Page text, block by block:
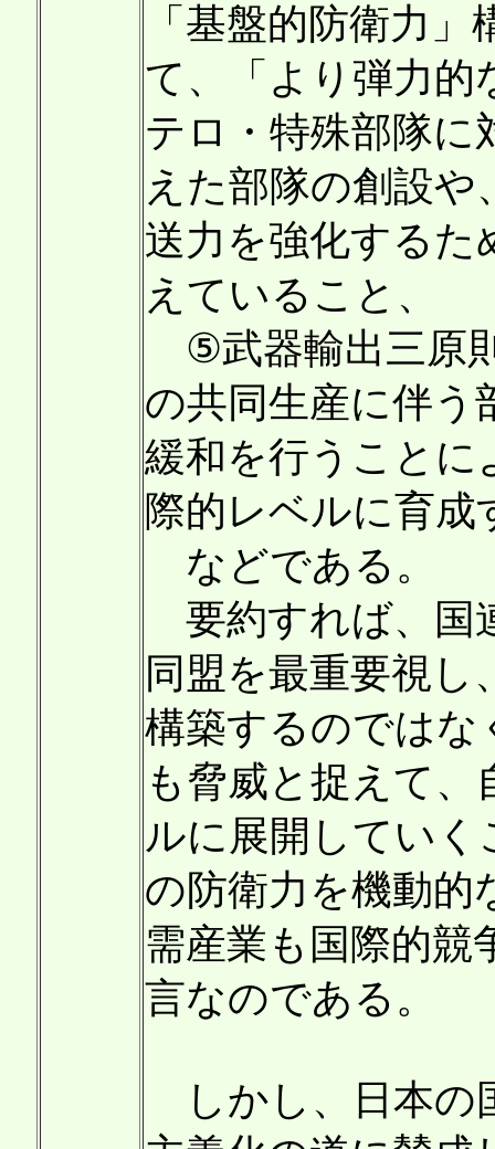
「基盤的防衛力
て、「より弾力的
テロ・特殊部隊に
えた部隊の創設
送力を強化するた
えていること、
⑤武器輸出三原
の共同生産に伴う
緩和を行うことに
際的レベルに育成
などである。
要約すれば、国
同盟を最重要視
構築するのではな
も脅威と捉えて
ルに展開してい
の防衛力を機動的
需産業も国際的競
言なのである。
しかし、日本の